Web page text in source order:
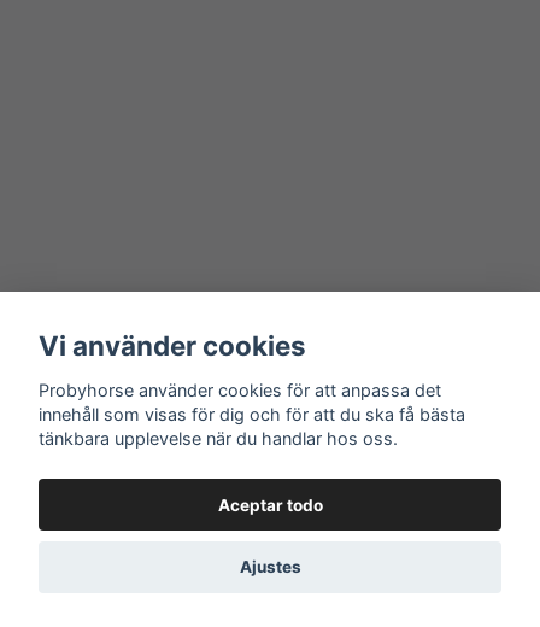
Vi använder cookies
Probyhorse använder cookies för att anpassa det
innehåll som visas för dig och för att du ska få bästa
tänkbara upplevelse när du handlar hos oss.
Aceptar todo
Ajustes